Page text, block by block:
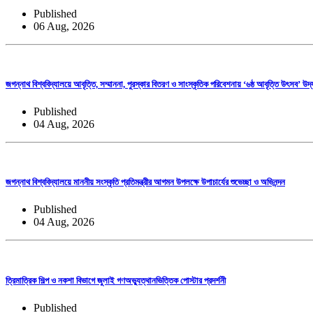
Published
06 Aug, 2026
জগন্নাথ বিশ্ববিদ্যালয়ে আবৃত্তি, সম্মাননা, পুরস্কার বিতরণ ও সাংস্কৃতিক পরিবেশনায় ‘৬ষ্ঠ আবৃত্তি উৎসব’
Published
04 Aug, 2026
জগন্নাথ বিশ্ববিদ্যালয়ে মাননীয় সংস্কৃতি প্রতিমন্ত্রীর আগমন উপলক্ষে উপাচার্যের শুভেচ্ছা ও অভিনন্দন
Published
04 Aug, 2026
ত্রিমাত্রিক শিল্প ও নকশা বিভাগে জুলাই গণঅভ্যুত্থানভিত্তিক পোস্টার প্রদর্শনী
Published